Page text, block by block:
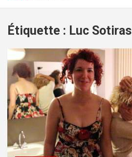
Étiquette : Luc Sotiras